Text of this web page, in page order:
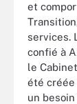
et
services.
confié à
le
été créée
un